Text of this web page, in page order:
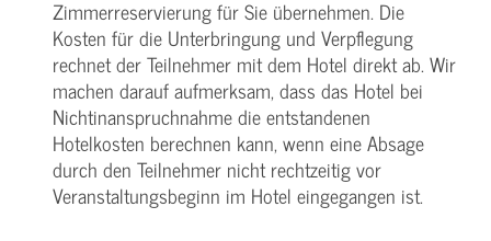
Zimmerreservierung für Sie übernehmen. Die
Kosten für die Unterbringung und Verpflegung
rechnet der Teilnehmer mit dem Hotel direkt ab. Wir
machen darauf aufmerksam, dass das Hotel bei
Nichtinanspruchnahme die entstandenen
Hotelkosten berechnen kann, wenn eine Absage
durch den Teilnehmer nicht rechtzeitig vor
Veranstaltungsbeginn im Hotel eingegangen ist.